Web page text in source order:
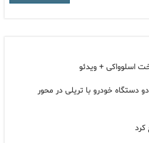
اسلوواکی + ویدئو
دستگاه خودرو با تریلی در محور